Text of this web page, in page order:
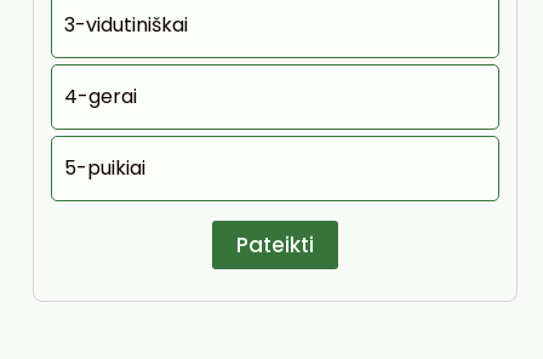
3-vidutiniškai
4-gerai
5-puikiai